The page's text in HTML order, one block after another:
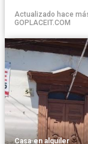
Actualizado hace
GOPLACEIT.COM
Casa·en alquiler